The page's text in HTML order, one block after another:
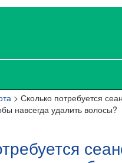
> Сколько потребуется
навсегда удалить волосы?